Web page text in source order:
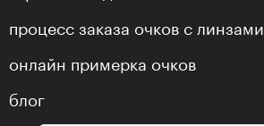
процесс заказа очков с линзами
онлайн примерка очков
блог